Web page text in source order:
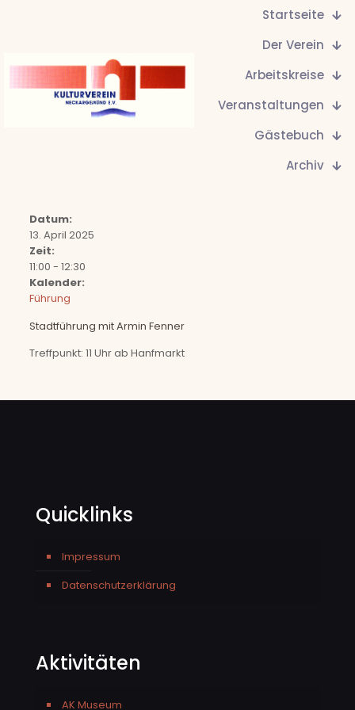
Startseite
Der Verein
Arbeitskreise
Veranstaltungen
Gästebuch
Archiv
Datum:
13. April 2025
Zeit:
11:00 - 12:30
Kalender:
Führung
Stadtführung mit Armin Fenner
Treffpunkt: 11 Uhr ab Hanfmarkt
Quicklinks
Impressum
Datenschutzerklärung
Aktivitäten
AK Museum